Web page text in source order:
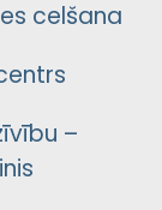
celšana
–